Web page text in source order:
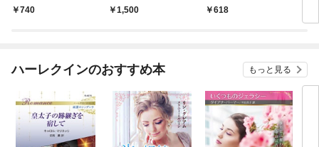
ンス～純潔のシンデレ
￥740 ￥1,500
庫版】
￥618
レ
ハーレクインのおすすめ本 もっと見る